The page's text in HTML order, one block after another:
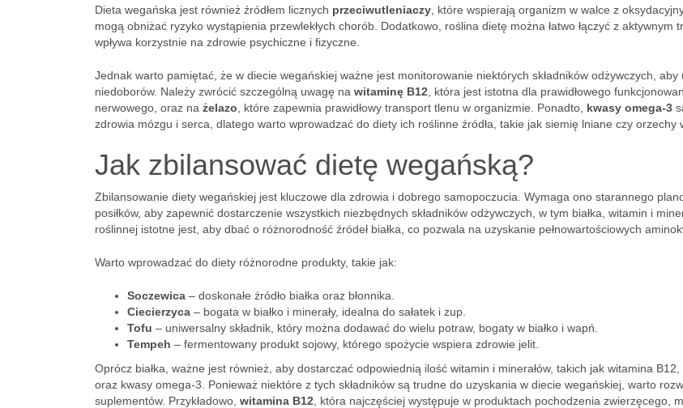
Dieta wegańska jest również źródłem licznych przeciwutleniaczy , które wspierają organizm w walce z
mogą obniżać ryzyko wystąpienia przewlekłych chorób. Dodatkowo, roślina dietę można łatwo łączyć z aktywnym
wpływa korzystnie na zdrowie psychiczne i fizyczne.
Jednak warto pamiętać, że w diecie wegańskiej ważne jest monitorowanie niektórych składników odżywczych, aby
niedoborów. Należy zwrócić szczególną uwagę na witaminę B12 , która jest istotna dla prawidłowego
nerwowego, oraz na żelazo , które zapewnia prawidłowy transport tlenu w organizmie. Ponadto, kwasy omega-3
zdrowia mózgu i serca, dlatego warto wprowadzać do diety ich roślinne źródła, takie jak siemię lniane czy orzechy
Jak zbilansować dietę wegańską?
Zbilansowanie diety wegańskiej jest kluczowe dla zdrowia i dobrego samopoczucia. Wymaga ono starannego
posiłków, aby zapewnić dostarczenie wszystkich niezbędnych składników odżywczych, w tym białka, witamin i
roślinnej istotne jest, aby dbać o różnorodność źródeł białka, co pozwala na uzyskanie pełnowartościowych
Warto wprowadzać do diety różnorodne produkty, takie jak:
Soczewica – doskonałe źródło białka oraz błonnika.
Ciecierzyca – bogata w białko i minerały, idealna do sałatek i zup.
Tofu – uniwersalny składnik, który można dodawać do wielu potraw, bogaty w białko i wapń.
Tempeh – fermentowany produkt sojowy, którego spożycie wspiera zdrowie jelit.
Oprócz białka, ważne jest również, aby dostarczać odpowiednią ilość witamin i minerałów, takich jak witamina
oraz kwasy omega-3. Ponieważ niektóre z tych składników są trudne do uzyskania w diecie wegańskiej, warto
suplementów. Przykładowo, witamina B12 , która najczęściej występuje w produktach pochodzenia zwierzęcego,